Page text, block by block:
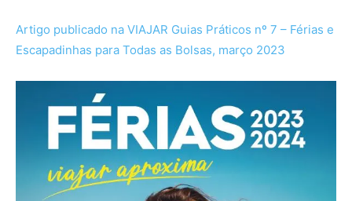
Artigo publicado na VIAJAR Guias Práticos nº 7 – Férias e
Escapadinhas para Todas as Bolsas, março 2023